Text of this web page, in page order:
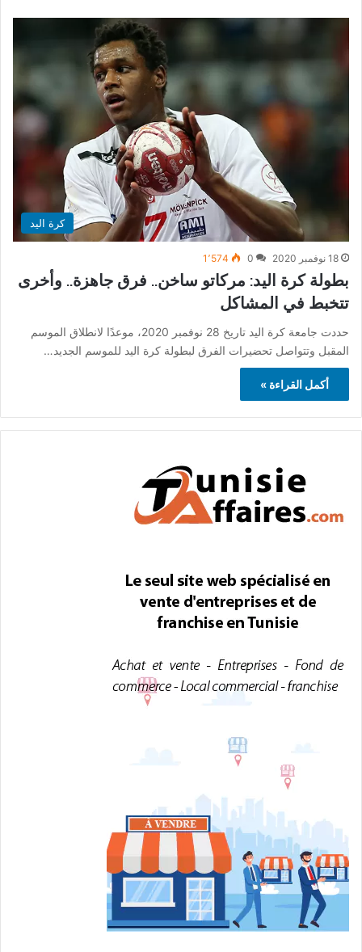
كرة اليد
18 نوفمبر 2020 0 1٬574
بطولة كرة اليد: مركاتو ساخن.. فرق جاهزة.. وأخرى
تتخبط في المشاكل
حددت جامعة كرة اليد تاريخ 28 نوفمبر 2020، موعدًا لانطلاق الموسم
المقبل وتتواصل تحضيرات الفرق لبطولة كرة اليد للموسم الجديد…
أكمل القراءة »